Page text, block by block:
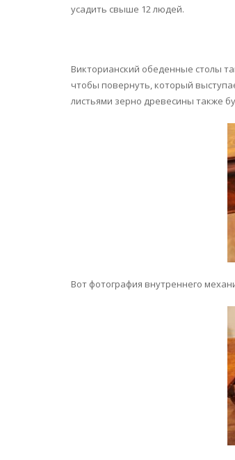
усадить свыше 12 людей.
Викторианский обеденные столы
чтобы повернуть, который
листьями зерно древесины также
Вот фотография внутреннего